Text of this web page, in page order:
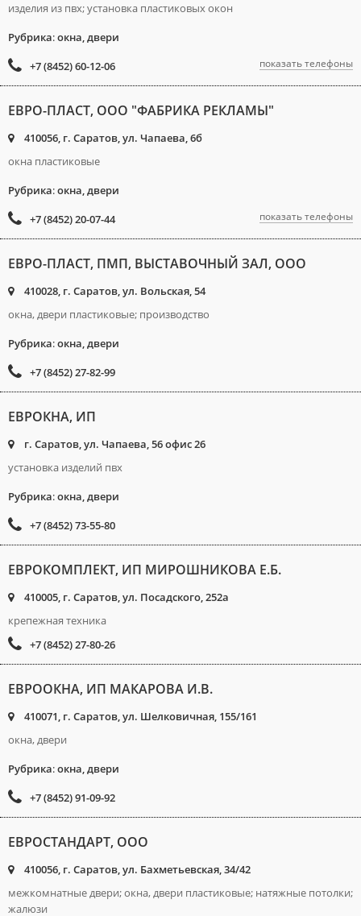
изделия из пвх; установка пластиковых окон
Рубрика:окна, двери
+7 (8452) 60-12-06
показать телефоны
ЕВРО-ПЛАСТ, ООО "ФАБРИКА РЕКЛАМЫ"
410056, г. Саратов, ул. Чапаева, 6б
окна пластиковые
Рубрика:окна, двери
+7 (8452) 20-07-44
показать телефоны
ЕВРО-ПЛАСТ, ПМП, ВЫСТАВОЧНЫЙ ЗАЛ, ООО
410028, г. Саратов, ул. Вольская, 54
окна, двери пластиковые; производство
Рубрика:окна, двери
+7 (8452) 27-82-99
ЕВРОКНА, ИП
г. Саратов, ул. Чапаева, 56 офис 26
установка изделий пвх
Рубрика:окна, двери
+7 (8452) 73-55-80
ЕВРОКОМПЛЕКТ, ИП МИРОШНИКОВА Е.Б.
410005, г. Саратов, ул. Посадского, 252а
крепежная техника
+7 (8452) 27-80-26
ЕВРООКНА, ИП МАКАРОВА И.В.
410071, г. Саратов, ул. Шелковичная, 155/161
окна, двери
Рубрика:окна, двери
+7 (8452) 91-09-92
ЕВРОСТАНДАРТ, ООО
410056, г. Саратов, ул. Бахметьевская, 34/42
межкомнатные двери; окна, двери пластиковые; натяжные потолки;
жалюзи